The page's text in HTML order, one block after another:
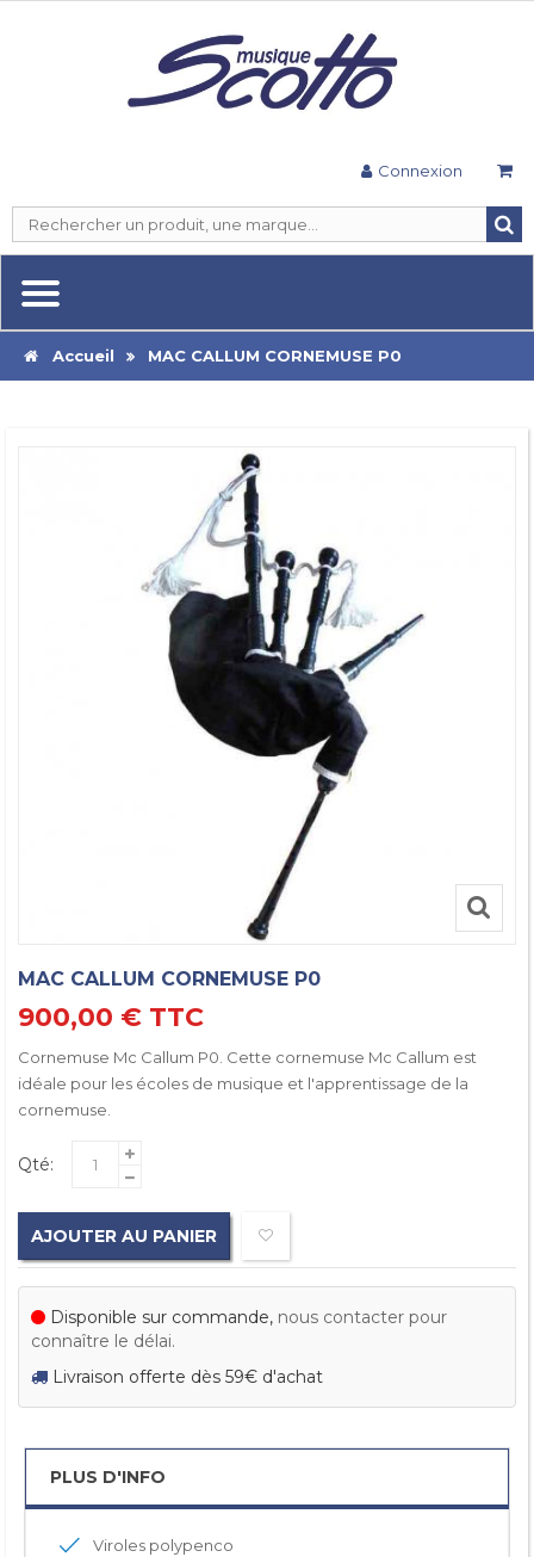
Connexion
Accueil MAC CALLUM CORNEMUSE P0
MAC CALLUM CORNEMUSE P0
900,00 € TTC
Cornemuse Mc Callum P0. Cette cornemuse Mc Callum est
idéale pour les écoles de musique et l'apprentissage de la
cornemuse.
Qté:
AJOUTER AU PANIER
Disponible sur commande, nous contacter pour
connaître le délai.
Livraison offerte dès 59€ d'achat
PLUS D'INFO
Viroles polypenco